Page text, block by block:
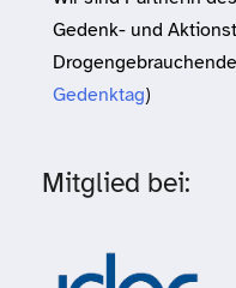
Gedenk- und
Gedenktag)
Mitglied bei: